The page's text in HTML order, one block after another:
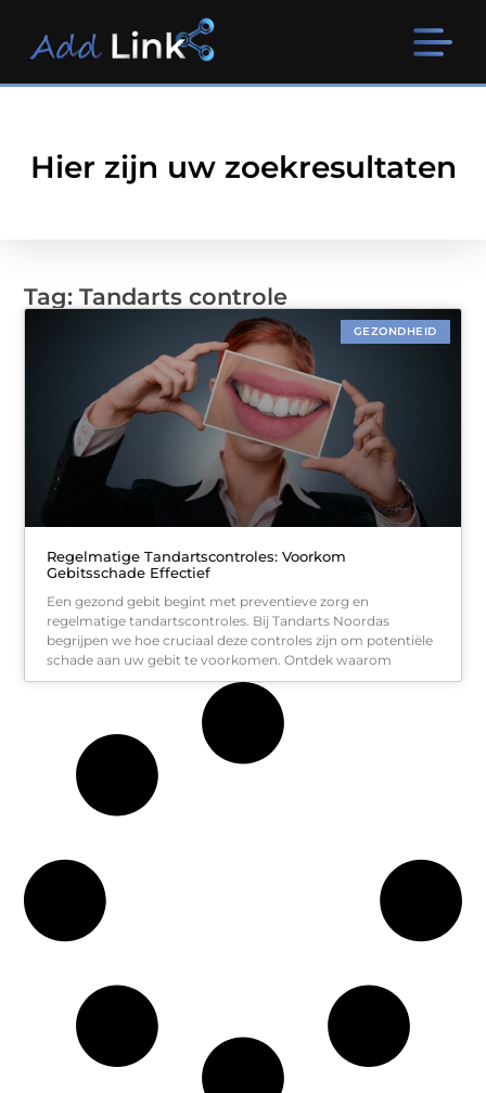
Hier zijn uw zoekresultaten
Tag: Tandarts controle
GEZONDHEID
Regelmatige Tandartscontroles: Voorkom
Gebitsschade Effectief
Een gezond gebit begint met preventieve zorg en
regelmatige tandartscontroles. Bij Tandarts Noordas
begrijpen we hoe cruciaal deze controles zijn om potentiële
schade aan uw gebit te voorkomen. Ontdek waarom